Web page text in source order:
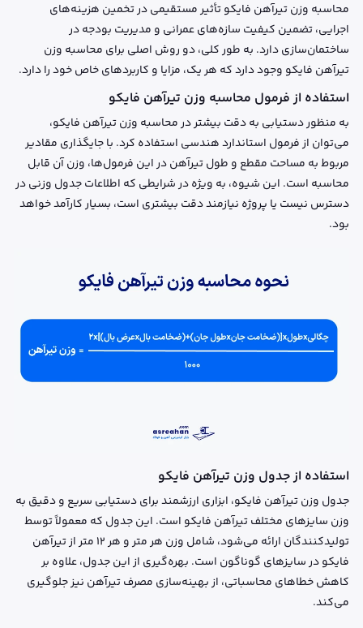
محاسبه وزن تیرآهن فایکو تأثیر مستقیمی در تخمین هزینه‌های
اجرایی، تضمین کیفیت سازه‌های عمرانی و مدیریت بودجه در
ساختمان‌سازی دارد. به طور کلی، دو روش اصلی برای محاسبه وزن
تیرآهن فایکو وجود دارد که هر یک، مزایا و کاربردهای خاص خود را دارد.
استفاده از فرمول محاسبه وزن تیرآهن فایکو
به منظور دستیابی به دقت بیشتر در محاسبه وزن تیرآهن فایکو،
می‌توان از فرمول‌ استاندارد هندسی استفاده کرد. با جایگذاری مقادیر
مربوط به مساحت مقطع و طول تیرآهن در این فرمول‌ها، وزن آن قابل
محاسبه است. این شیوه، به ویژه در شرایطی که اطلاعات جدول وزنی در
دسترس نیست یا پروژه نیازمند دقت بیشتری است، بسیار کارآمد خواهد
بود.
استفاده از جدول وزن تیرآهن فایکو
جدول وزن تیرآهن فایکو، ابزاری ارزشمند برای دستیابی سریع و دقیق به
وزن سایزهای مختلف تیرآهن فایکو است. این جدول که معمولاً توسط
تولیدکنندگان ارائه می‌شود، شامل وزن هر متر و هر ۱۲ متر از تیرآهن
فایکو در سایزهای گوناگون است. بهره‌گیری از این جدول، علاوه بر
کاهش خطاهای محاسباتی، از بهینه‌سازی مصرف تیرآهن نیز جلوگیری
می‌کند.